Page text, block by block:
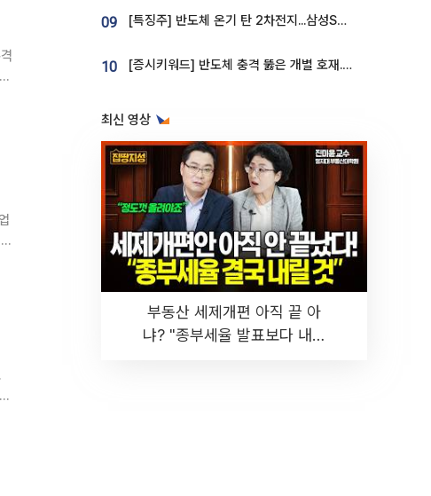
09 [특징주] 반도체 온기 탄 2차전지...삼성SDI, 장 초반 7% 넘게 껑충
10 [증시키워드] 반도체 충격 뚫은 개별 호재...포스코퓨처엠·에코프로·한화솔루션 '눈길'
최신 영상
부동산 세제개편 아직 끝 아
냐? "종부세율 발표보다 내릴